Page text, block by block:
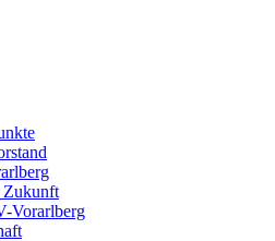
Zukunft
Vorarlberg